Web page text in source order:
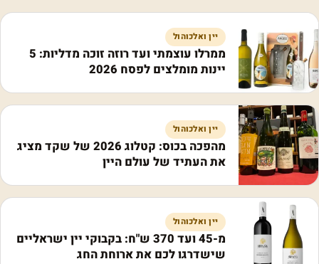
יין ואלכוהול
ממרלו עוצמתי ועד רוזה זוכה מדליות: 5
יינות מומלצים לפסח 2026
יין ואלכוהול
מהפכה בכוס: קטלוג 2026 של שקד מציג
את העתיד של עולם היין
יין ואלכוהול
מ-45 ועד 370 ש"ח: בקבוקי יין ישראליים
שישדרגו לכם את ארוחת החג